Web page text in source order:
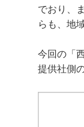
でおり、
らも、地
今回の「
提供社側